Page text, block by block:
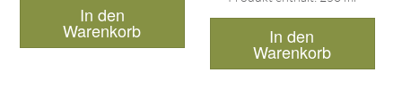
In den
Warenkorb In den
Warenkorb